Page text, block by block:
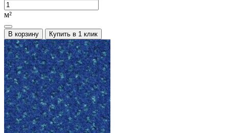
м²
В корзину Купить в 1 клик